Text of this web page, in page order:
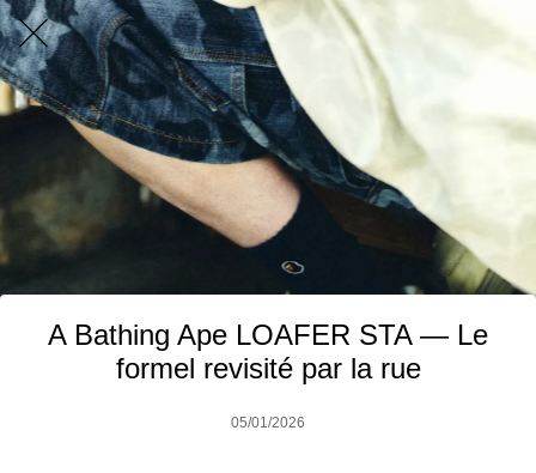
A Bathing Ape LOAFER STA — Le
formel revisité par la rue
05/01/2026